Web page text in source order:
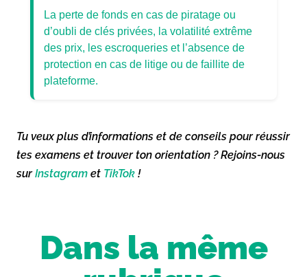
La perte de fonds en cas de piratage ou
d’oubli de clés privées, la volatilité extrême
des prix, les escroqueries et l’absence de
protection en cas de litige ou de faillite de
plateforme.
Tu veux plus d’informations et de conseils pour réussir
tes examens et trouver ton orientation ? Rejoins-nous
surInstagram et TikTok !
Dans la même